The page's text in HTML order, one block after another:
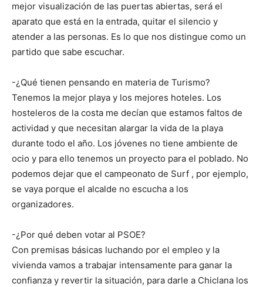
mejor visualización de las puertas abiertas, será el
aparato que está en la entrada, quitar el silencio y
atender a las personas. Es lo que nos distingue como un
partido que sabe escuchar.
-¿Qué tienen pensando en materia de Turismo?
Tenemos la mejor playa y los mejores hoteles. Los
hosteleros de la costa me decían que estamos faltos de
actividad y que necesitan alargar la vida de la playa
durante todo el año. Los jóvenes no tiene ambiente de
ocio y para ello tenemos un proyecto para el poblado. No
podemos dejar que el campeonato de Surf , por ejemplo,
se vaya porque el alcalde no escucha a los
organizadores.
-¿Por qué deben votar al PSOE?
Con premisas básicas luchando por el empleo y la
vivienda vamos a trabajar intensamente para ganar la
confianza y revertir la situación, para darle a Chiclana los